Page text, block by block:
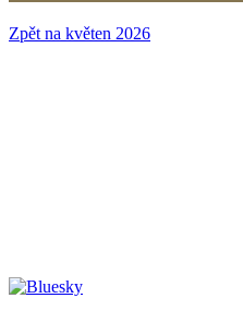
Zpět na květen 2026